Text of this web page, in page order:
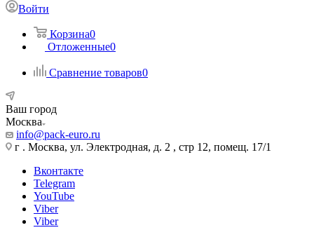
Войти
Корзина0
Отложенные0
Сравнение товаров0
Ваш город
Москва
info@pack-euro.ru
г . Москва, ул. Электродная, д. 2 , стр 12, помещ. 17/1
Вконтакте
Telegram
YouTube
Viber
Viber